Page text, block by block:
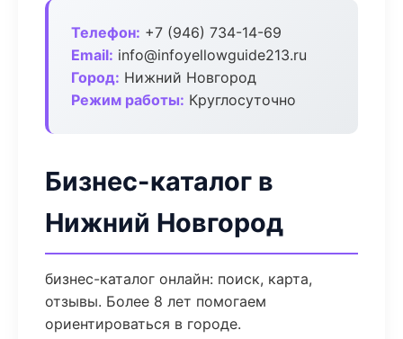
Телефон: +7 (946) 734-14-69
Email: info@infoyellowguide213.ru
Город: Нижний Новгород
Режим работы: Круглосуточно
Бизнес-каталог в
Нижний Новгород
бизнес-каталог онлайн: поиск, карта,
отзывы. Более 8 лет помогаем
ориентироваться в городе.